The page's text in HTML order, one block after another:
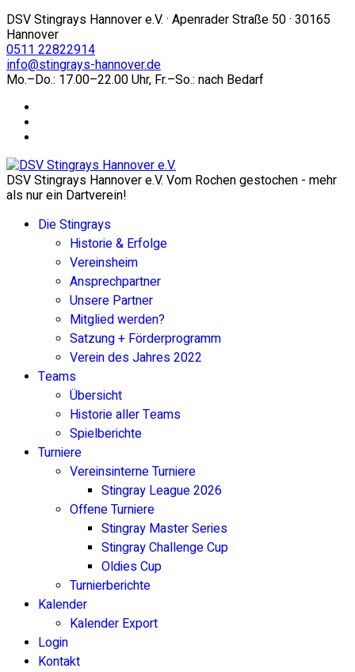
DSV Stingrays Hannover e.V. · Apenrader Straße 50 · 30165
Hannover
0511 22822914
info@stingrays-hannover.de
Mo.–Do.: 17.00–22.00 Uhr, Fr.–So.: nach Bedarf
DSV Stingrays Hannover e.V. Vom Rochen gestochen - mehr
als nur ein Dartverein!
Die Stingrays
Historie & Erfolge
Vereinsheim
Ansprechpartner
Unsere Partner
Mitglied werden?
Satzung + Förderprogramm
Verein des Jahres 2022
Teams
Übersicht
Historie aller Teams
Spielberichte
Turniere
Vereinsinterne Turniere
Stingray League 2026
Offene Turniere
Stingray Master Series
Stingray Challenge Cup
Oldies Cup
Turnierberichte
Kalender
Kalender Export
Login
Kontakt